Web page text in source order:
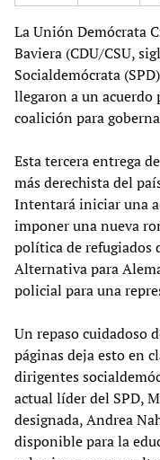
La Unión Demócrata
Baviera (CDU/CSU,
Socialdemócrata
llegaron a un acuerdo
coalición para
Esta tercera entrega
más derechista del
Intentará iniciar una
imponer una nueva
política de refugiados
Alternativa para
policial para una
Un repaso cuidadoso
páginas deja esto en
dirigentes
actual líder del SPD,
designada, Andrea
disponible para la